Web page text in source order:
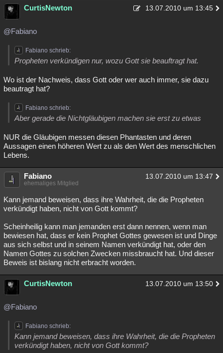
CurtisNewton 13.07.2010 um 13:45
@Fabiano
Fabiano schrieb:
Propheten verkündigen nur, wozu Gott sie beauftragt hat.
Wo ist der Nachweis, dass Gott oder wer auch immer, sie dazu
beautragt hat?
Fabiano schrieb:
Aber gerade die Nichtgläubigen machen sie erst zu etwas
NUR die Gläubigen messen diesen Phantasten und deren
Aussagen einen höheren Wert zu als den Wert des menschlichen
Lebens.
Fabiano 13.07.2010 um 13:47
ehemaliges Mitglied
Kann jemand beweisen, dass ihre Wahrheit, die die Propheten
verkündigt haben, nicht von Gott kommt?
Scheinheilig kann man jemanden erst dann nennen, wenn man
bewiesen hat, dass er kein Prophet Gottes gewesen ist und Dinge
aus sich selbst und in seinem Namen verkündigt hat, oder den
Namen Gottes zu solchen Zwecken missbraucht hat. Und dieser
Beweis ist bislang nicht erbracht worden.
CurtisNewton 13.07.2010 um 13:50
@Fabiano
Fabiano schrieb:
Kann jemand beweisen, dass ihre Wahrheit, die die Propheten
verkündigt haben, nicht von Gott kommt?